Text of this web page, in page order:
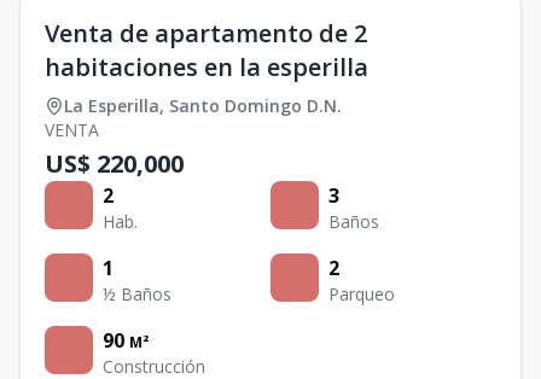
Venta de apartamento de 2
habitaciones en la esperilla
La Esperilla, Santo Domingo D.N.
VENTA
US$ 220,000
2
Hab.
3
Baños
1
½ Baños
2
Parqueo
90 M²
Construcción